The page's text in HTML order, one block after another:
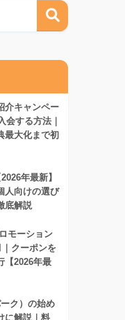
介キャンペー
会する方法｜
最大化まで初
年最新】
人向けの選び
底解説
モーション
クーポンを
【2026年最
ク）の始め
に解説｜料